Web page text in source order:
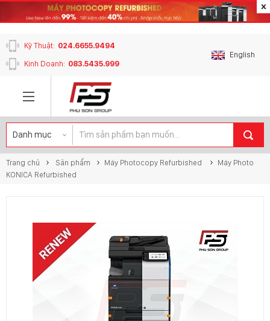
content_copy
English
Kỹ Thuật: 024.6655.9494
Kinh Doanh: 083.5435.999
Trang chủ Sản phẩm Máy Photocopy Refurbished
Máy Photo
KONICA Refurbished